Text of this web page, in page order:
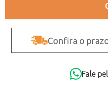
Confira o
Fale